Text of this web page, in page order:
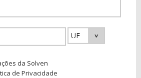
da Solven
de Privacidade